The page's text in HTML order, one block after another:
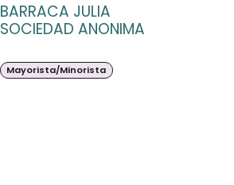
BARRACA JULIA
SOCIEDAD ANONIMA
Mayorista/Minorista